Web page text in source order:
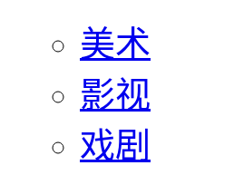
美术
影视
戏剧